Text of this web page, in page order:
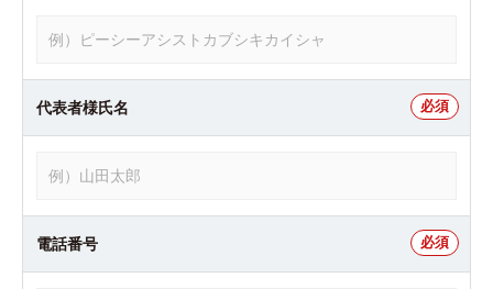
代表者様氏名
電話番号